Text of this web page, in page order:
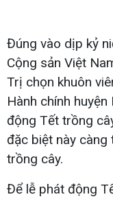
Đúng vào dịp kỷ
Cộng sản Việt
Trị chọn khuôn
Hành chính
động Tết trồng
đặc biệt này
trồng cây.
Để lễ phát động